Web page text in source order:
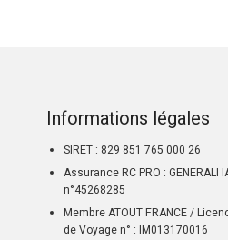
Informations légales
SIRET : 829 851 765 000 26
Assurance RC PRO : GENERALI
n°45268285
Membre ATOUT FRANCE /
de Voyage n° : IM013170016